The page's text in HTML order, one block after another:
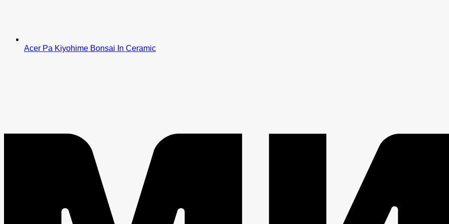
Acer Pa Kiyohime Bonsai In Ceramic